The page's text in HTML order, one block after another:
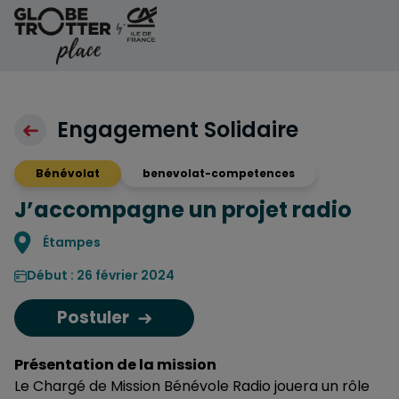
Aller au contenu
Engagement Solidaire
Bénévolat benevolat-competences
J’accompagne un projet radio
Localisation
Étampes
Début : 26 février 2024
Postuler
Présentation de la mission
Le Chargé de Mission Bénévole Radio jouera un rôle